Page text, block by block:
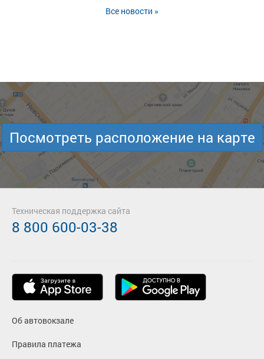
Все новости »
Посмотреть расположение на карте
Об автовокзале
Правила платежа
Техническая поддержка сайта
8 800 600-03-38